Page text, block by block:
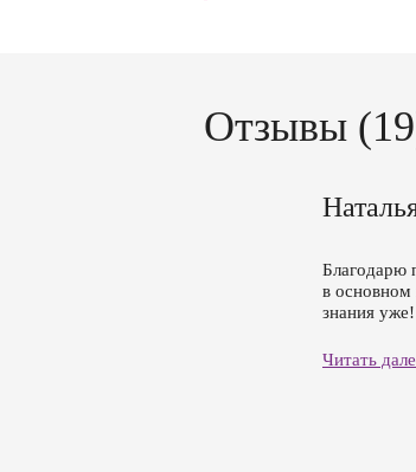
Отзывы
Благодарю
в основном
знания
Читать